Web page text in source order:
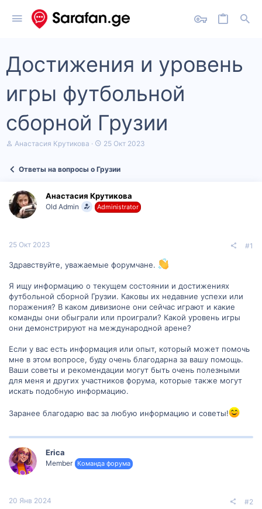
Достижения и уровень
игры футбольной
сборной Грузии
А
т
е
м
ы
Анастасия Крутикова
Д
а
ч
а
25 Окт 2023
Ответы на вопросы о Грузии
Анастасия Крутикова
Old Admin Administrator
25 Окт 2023 #1
Здравствуйте, уважаемые форумчане.
Я ищу информацию о текущем состоянии и достижениях
футбольной сборной Грузии. Каковы их недавние успехи или
поражения? В каком дивизионе они сейчас играют и какие
команды они обыграли или проиграли? Какой уровень игры
они демонстрируют на международной арене?
Если у вас есть информация или опыт, который может помочь
мне в этом вопросе, буду очень благодарна за вашу помощь.
Ваши советы и рекомендации могут быть очень полезными
для меня и других участников форума, которые также могут
искать подобную информацию.
Заранее благодарю вас за любую информацию и советы!
Erica
Member Команда форума
20 Янв 2024 #2